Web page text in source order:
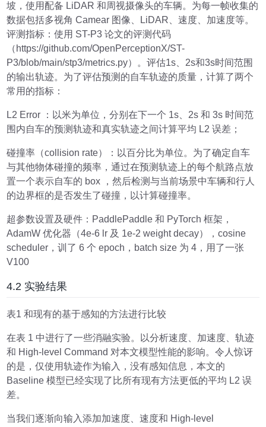
坡，使用配备 LiDAR 和周视摄像头的车辆。为每一帧收集的
数据包括多视角 Camear 图像、LiDAR、速度、加速度等。
评测指标 ：使用 ST-P3 论文的评测代码
（https://github.com/OpenPerceptionX/ST-
P3/blob/main/stp3/metrics.py）。评估1s、2s和3s时间范围
的输出轨迹。为了评估预测的自车轨迹的质量，计算了两个
常用的指标：
L2 Error ：以米为单位，分别在下一个 1s、2s 和 3s 时间范
围内自车的预测轨迹和真实轨迹之间计算平均 L2 误差；
碰撞率（collision rate）：以百分比为单位。为了确定自车
与其他物体碰撞的频率，通过在预测轨迹上的每个航路点放
置一个表示自车的 box ，然后检测与当前场景中车辆和行人
的边界框的是否发生了碰撞，以计算碰撞率。
超参数设置及硬件 ：PaddlePaddle 和 PyTorch 框架，
AdamW 优化器（4e-6 lr 及 1e-2 weight decay），cosine
scheduler，训了 6 个 epoch，batch size 为 4，用了一张
V100
4.2 实验结果
表1 和现有的基于感知的方法进行比较
在表 1 中进行了一些消融实验。以分析速度、加速度、轨迹
和 High-level Command 对本文模型性能的影响。令人惊讶
的是，仅使用轨迹作为输入，没有感知信息，本文的
Baseline 模型已经实现了比所有现有方法更低的平均 L2 误
差。
当我们逐渐向输入添加加速度、速度和 High-level